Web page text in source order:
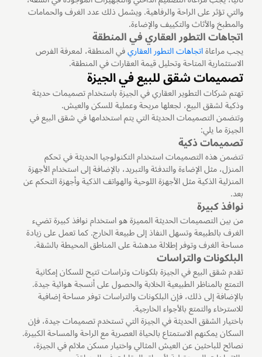
والتي تؤثر على الراحة والرفاهية. ويشمل ذلك عدد الغرف والحمامات
والمطبخ والأثاث والتكييف والإضاءة.
اتجاهات التطور العقاري في المنطقة
يجب مراعاةاتجاهات التطور العقاريفي المنطقة، لمعرفة الفرص
الاستثمارية المتاحة وتحليل قيمة العقارات في المنطقة.
تصميمات شقق للبيع في الجيزة
تهتم شركات التطوير العقاري في الجيزة باستخدام تصميمات حديثة
وذكية لشقق البيع، لجعلها مريحة وعملية للسكن والعيش.
وتتضمن التصميمات الحديثة التي يتم استخدامها في شقق البيع في
الجيزة ما يلي:
تصميمات ذكية
تتضمن هذه التصميمات استخدام التكنولوجيا الحديثة في تحكم
المنزل، مثل الإضاءة والتدفئة والتبريد، بالإضافة إلى استخدام الأجهزة
المنزلية الذكية مثل الأجهزة اللوحية والهواتف الذكية وأجهزة التحكم عن
بعد.
نوافذ كبيرة
من بين التصميمات الحديثة المميزة هو استخدام نوافذ كبيرة تضيء
الغرف بالطبيعة وتسهل النفاذ إلى طبيعة الخارج. كما تعمل على زيادة
مساحة الغرف وتوفر إطلالة مدهشة على المناطق المحيطة بالشقة.
البلكونات والتراسات
تقدم شقق البيع في الجيزة بلكونات وتراسات تتيح للسكان إمكانية
التمتع بالمناظر الطبيعية الخلابة والحصول على أنسجة هوائية جيدة.
بالإضافة إلى ذلك، فإن البلكونات والتراسات توفر مساحة إضافية
للاسترخاء والتمتع بالأجواء الخارجية.
باختيار الشقق الحديثة في الجيزة التي تستخدم تصميمات جيدة، فإن
السكان يمكنهم الاستمتاع بالحياة العصرية مع الراحة والمساحة الكبيرة.
نصائح للباحثين عن العيش المثالي واختيار مسكن ملائم في الجيزة،